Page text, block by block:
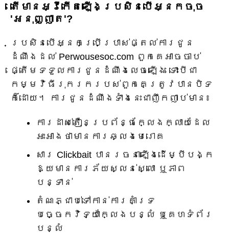
តើមានអ្វីកើតឡើងប្រសិនបើអ្នកចុច
'អនុញ្ញាត'?
ប្រសិនបើអ្នកប្រើប្រាស់ផ្តល់ការជូន
ដំណឹងដល់ Perwousesoc.com ពួកគេអាចចាប់
ផ្តើមទទួលការជូនដំណឹងលេចឡើង ទោះបីជា
កម្មវិធីរុករករបស់ពួកគេត្រូវបានបិទ
ក៏ដោយ។ ការជូនដំណឹងទាំងនេះជាញឹកញាប់មាន៖
ការដាស់តឿនប្រព័ន្ធក្លែងក្លាយដែល
អះអាងថាមានការឆ្លងមេរោគ
សារ Clickbait បានរចនាឡើងដើម្បីបង្ក
ឱ្យមានការភ័យស្លន់ស្លោ ឬភាព
បន្ទាន់
តំណភ្ជាប់ទៅកាន់ការគាំទ្រ
បច្ចេកវិទ្យាក្លែងបន្លំ ឬគេហទំព័រ
បន្លំ